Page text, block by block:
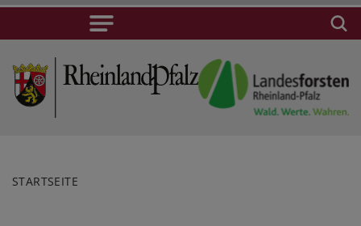
STARTSEITE